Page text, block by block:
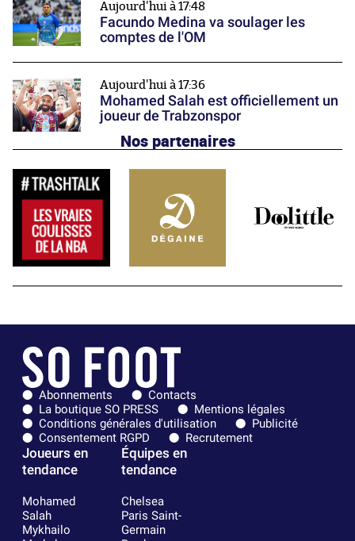
Aujourd'hui à 17:48
Facundo Medina va soulager les
comptes de l'OM
Aujourd'hui à 17:36
Mohamed Salah est officiellement un
joueur de Trabzonspor
Nos partenaires
Abonnements
Contacts
La boutique SO PRESS
Mentions légales
Conditions générales d'utilisation
Publicité
Consentement RGPD
Recrutement
Joueurs en
tendance
Mohamed
Salah
Mykhailo
Équipes en
tendance
Chelsea
Paris Saint-
Germain